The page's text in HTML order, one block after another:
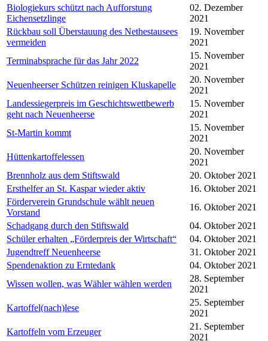
Biologiekurs schützt nach Aufforstung
Eichensetzlinge
02. Dezember
2021
Rückbau soll Überstauung des Nethestausees
vermeiden
19. November
2021
Terminabsprache für das Jahr 2022
15. November
2021
Neuenheerser Schützen reinigen Kluskapelle
20. November
2021
Landessiegerpreis im Geschichtswettbewerb
geht nach Neuenheerse
15. November
2021
St-Martin kommt
15. November
2021
Hüttenkartoffelessen
20. November
2021
Brennholz aus dem Stiftswald
20. Oktober 2021
Ersthelfer an St. Kaspar wieder aktiv
16. Oktober 2021
Förderverein Grundschule wählt neuen
Vorstand
16. Oktober 2021
Schadgang durch den Stiftswald
04. Oktober 2021
Schüler erhalten „Förderpreis der Wirtschaft“
04. Oktober 2021
Jugendtreff Neuenheerse
31. Oktober 2021
Spendenaktion zu Erntedank
04. Oktober 2021
Wissen wollen, was Wähler wählen werden
28. September
2021
Kartoffel(nach)lese
25. September
2021
Kartoffeln vom Erzeuger
21. September
2021